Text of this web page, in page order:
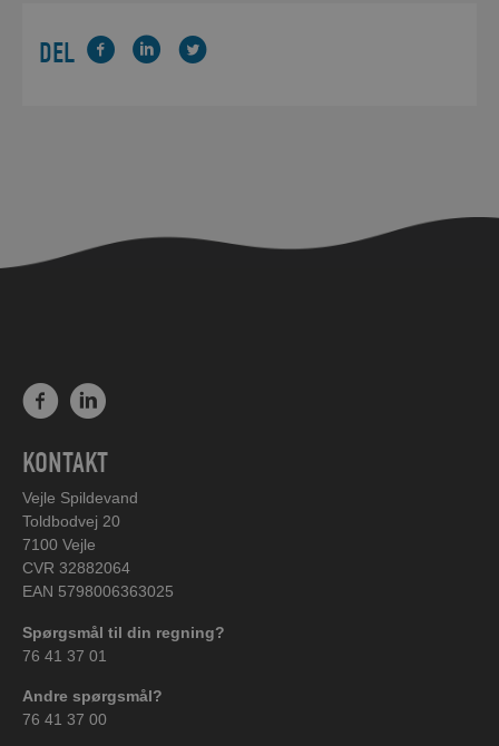
DEL
KONTAKT
Vejle Spildevand
Toldbodvej 20
7100 Vejle
CVR 32882064
EAN 5798006363025
Spørgsmål til din regning?
76 41 37 01
Andre spørgsmål?
76 41 37 00